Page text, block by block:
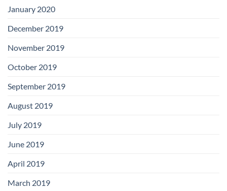
January 2020
December 2019
November 2019
October 2019
September 2019
August 2019
July 2019
June 2019
April 2019
March 2019